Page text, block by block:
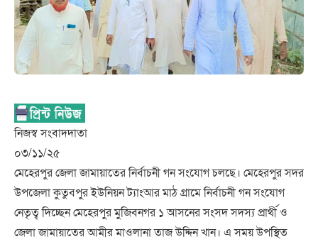
নিজস্ব সংবাদদাতা
০৩/১১/২৫
মেহেরপুর জেলা জামায়াতের নির্বাচনী গন সংযোগ চলছে। মেহেরপুর সদর
উপজেলা কুতুবপুর ইউনিয়ন ট্যাংআর মাঠ গ্রামে নির্বাচনী গন সংযোগ
নেতৃত্ব দিচ্ছেন মেহেরপুর মুজিবনগর ১ আসনের সংসদ সদস্য প্রার্থী ও
জেলা জামায়াতের আমীর মাওলানা তাজ উদ্দিন খান। এ সময় উপস্থিত